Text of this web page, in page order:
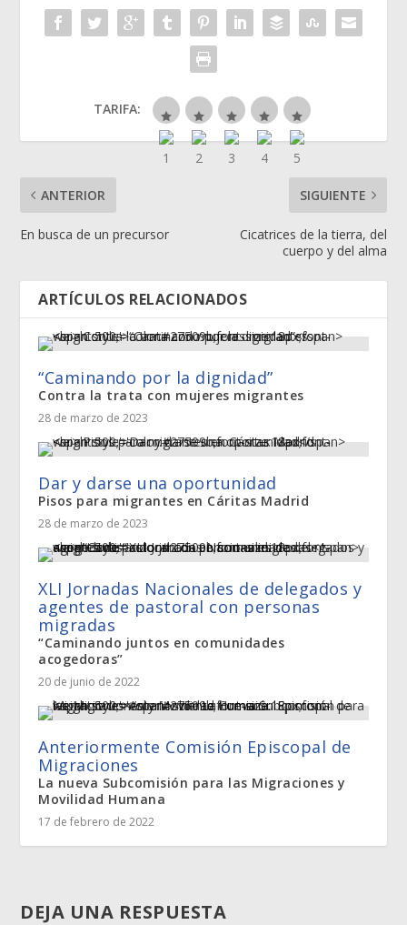
TARIFA:
ANTERIOR
En busca de un precursor
SIGUIENTE
Cicatrices de la tierra, del
cuerpo y del alma
ARTÍCULOS RELACIONADOS
“Caminando por la dignidad”
Contra la trata con mujeres migrantes
28 de marzo de 2023
Dar y darse una oportunidad
Pisos para migrantes en Cáritas Madrid
28 de marzo de 2023
XLI Jornadas Nacionales de delegados y
agentes de pastoral con personas
migradas
“Caminando juntos en comunidades
acogedoras”
20 de junio de 2022
Anteriormente Comisión Episcopal de
Migraciones
La nueva Subcomisión para las Migraciones y
Movilidad Humana
17 de febrero de 2022
DEJA UNA RESPUESTA